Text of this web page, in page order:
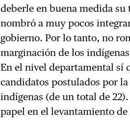
deberle en buena medida
nombró a muy pocos
gobierno. Por lo tanto, no
marginación de los
En el nivel departamental sí
candidatos postulados por
indígenas (de un total de
papel en el levantamiento de